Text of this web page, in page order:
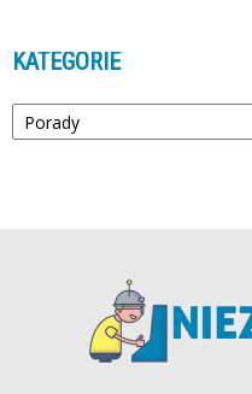
KATEGORIE
Kategorie